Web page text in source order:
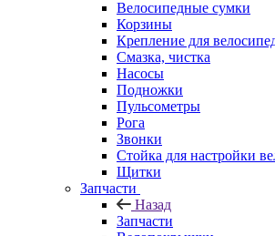
Велосипедные сумки
Корзины
Крепление для
Смазка, чистка
Насосы
Подножки
Пульсометры
Рога
Звонки
Стойка для настройки
Щитки
Запчасти
Назад
Запчасти